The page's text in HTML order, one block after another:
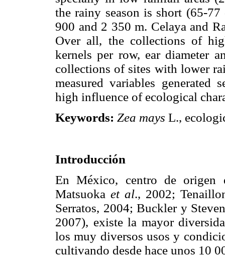
the rainy season is short (65-
900 and 2 350 m. Celaya and
Over all, the collections of
kernels per row, ear diameter
collections of sites with lower
measured variables generated
high influence of ecological
Keywords: Zea mays L.,
Introducción
En México, centro de origen
Matsuokaet al., 2002;
Serratos, 2004; Buckler y
2007), existe la mayor
los muy diversos usos y
cultivando desde hace unos 10